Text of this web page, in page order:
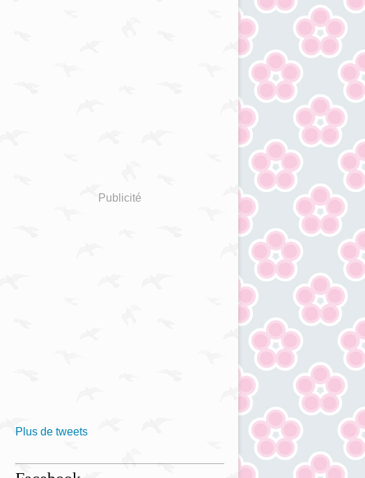
Publicité
Plus de tweets